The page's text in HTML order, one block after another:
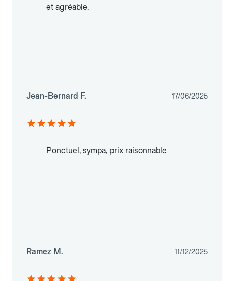
et agréable.
Jean-Bernard F. 17/06/2025
Ponctuel, sympa, prix raisonnable
Ramez M. 11/12/2025